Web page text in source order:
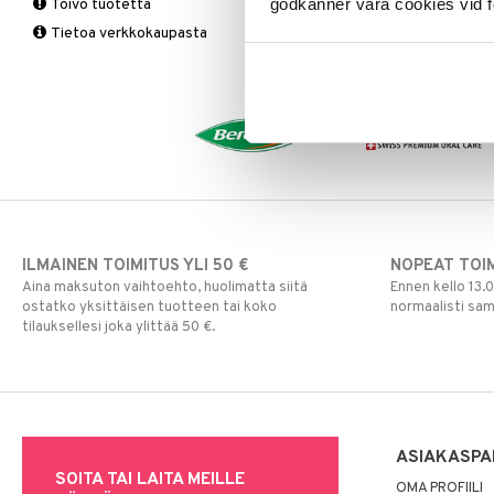
godkänner våra cookies vid
Tukisukat
Polvisukat
Yliherkkyys ruoalle
Laktoori-intoleranssi
tukkoisuus
Kromi
Magnesium
Toivo tuotetta
Tietoa verkkokaupasta
ILMAINEN TOIMITUS YLI 50 €
Aina maksuton vaihtoehto, huolimatta siitä
ostatko yksittäisen tuotteen tai koko
tilauksellesi joka ylittää 50 €.
NOPEAT
Ennen kello
normaalisti
SOITA TAI LAITA MEILLE
OMA PROFIILI